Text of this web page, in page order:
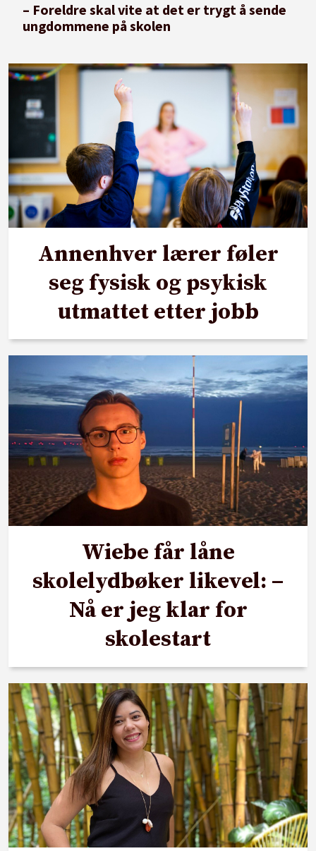
– Foreldre skal vite at det er trygt å sende
ungdommene på skolen
Annenhver lærer føler
seg fysisk og psykisk
utmattet etter jobb
Wiebe får låne
skolelydbøker likevel: –
Nå er jeg klar for
skolestart